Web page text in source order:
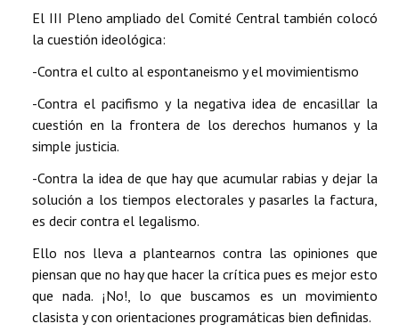
El III Pleno ampliado del Comité Central también colocó
la cuestión ideológica:
-Contra el culto al espontaneismo y el movimientismo
-Contra el pacifismo y la negativa idea de encasillar la
cuestión en la frontera de los derechos humanos y la
simple justicia.
-Contra la idea de que hay que acumular rabias y dejar la
solución a los tiempos electorales y pasarles la factura,
es decir contra el legalismo.
Ello nos lleva a plantearnos contra las opiniones que
piensan que no hay que hacer la crítica pues es mejor esto
que nada. ¡No!, lo que buscamos es un movimiento
clasista y con orientaciones programáticas bien definidas.